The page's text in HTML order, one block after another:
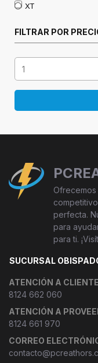
XT
FILTRAR POR
perfecta.
para
para ti.
SUCURSAL
ATENCIÓN A
8124 662 060
ATENCIÓN A
8124 661 970
CORREO